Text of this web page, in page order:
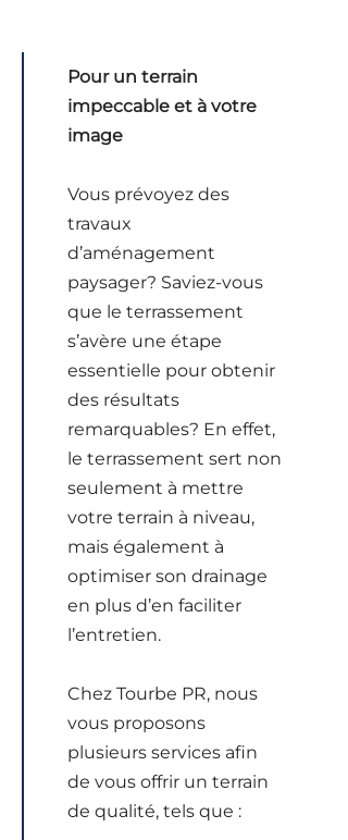
Pour un terrain
impeccable et à votre
image
Vous prévoyez des
travaux
d’aménagement
paysager? Saviez-vous
que le terrassement
s’avère une étape
essentielle pour obtenir
des résultats
remarquables? En effet,
le terrassement sert non
seulement à mettre
votre terrain à niveau,
mais également à
optimiser son drainage
en plus d’en faciliter
l’entretien.
Chez Tourbe PR, nous
vous proposons
plusieurs services afin
de vous offrir un terrain
de qualité, tels que :